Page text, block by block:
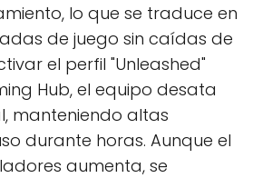
lo que se traduce en
de juego sin caídas de
el perfil "Unleashed"
Hub, el equipo desata
manteniendo altas
durante horas. Aunque el
aumenta, se